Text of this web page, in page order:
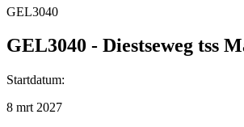
GEL3040
GEL3040 - Diestseweg tss
Startdatum:
8 mrt 2027